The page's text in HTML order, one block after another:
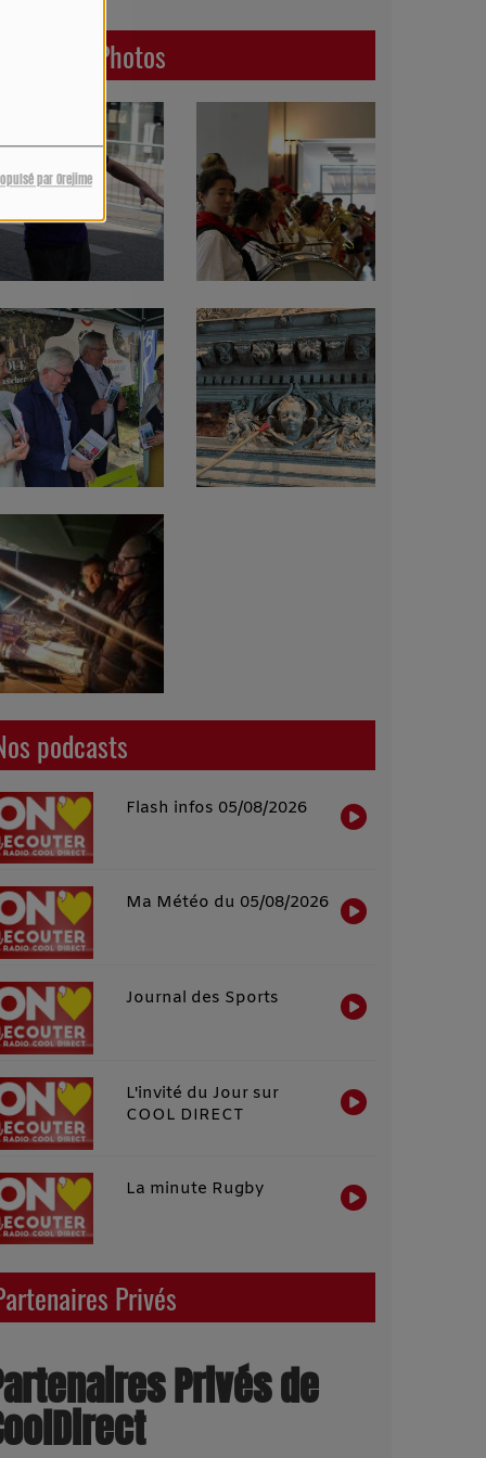
par Orejime
Dernières Photos
podcasts
Flash infos 05/08/2026
Ma Météo du 05/08/2026
Journal des Sports
L'invité du Jour sur
COOL DIRECT
La minute Rugby
Privés
Privés de